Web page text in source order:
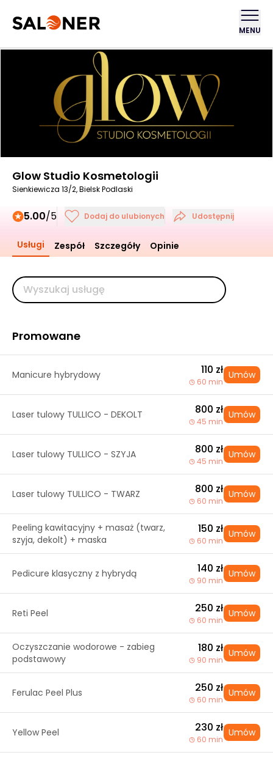
MENU
Glow Studio Kosmetologii
Sienkiewicza 13/2, Bielsk Podlaski
5.00/5 Dodaj do ulubionych Udostępnij
Usługi Zespół Szczegóły Opinie
Promowane
Manicure hybrydowy 110 zł
60 min
Umów
Laser tulowy TULLICO - DEKOLT 800 zł
45 min
Umów
Laser tulowy TULLICO - SZYJA 800 zł
45 min
Umów
Laser tulowy TULLICO - TWARZ 800 zł
60 min
Umów
Peeling kawitacyjny + masaż (twarz,
szyja, dekolt) + maska
150 zł
60 min
Umów
Pedicure klasyczny z hybrydą 140 zł
90 min
Umów
Reti Peel 250 zł
60 min
Umów
Oczyszczanie wodorowe - zabieg
podstawowy
180 zł
90 min
Umów
Ferulac Peel Plus 250 zł
60 min
Umów
Yellow Peel 230 zł
60 min
Umów